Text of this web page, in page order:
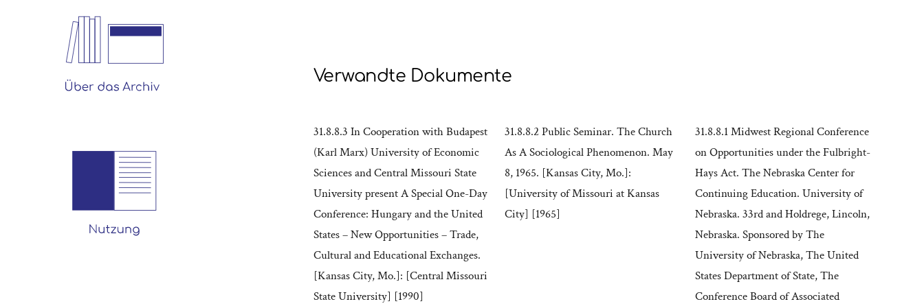
Verwandte Dokumente
31.8.8.3 In Cooperation with Budapest
(Karl Marx) University of Economic
Sciences and Central Missouri State
University present A Special One-Day
Conference: Hungary and the United
States – New Opportunities – Trade,
Cultural and Educational Exchanges.
[Kansas City, Mo.]: [Central Missouri
State University] [1990]
31.8.8.2 Public Seminar. The Church
As A Sociological Phenomenon. May
8, 1965. [Kansas City, Mo.]:
[University of Missouri at Kansas
City] [1965]
31.8.8.1 Midwest Regional Conference
on Opportunities under the Fulbright-
Hays Act. The Nebraska Center for
Continuing Education. University of
Nebraska. 33rd and Holdrege, Lincoln,
Nebraska. Sponsored by The
University of Nebraska, The United
States Department of State, The
Conference Board of Associated